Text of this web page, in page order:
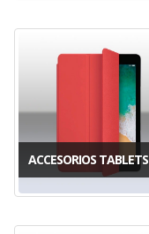
ACCESORIOS TABLETS